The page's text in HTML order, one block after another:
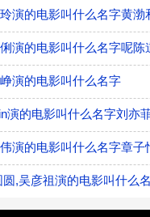
演的电影叫什么名字黄渤
演的电影叫什么名字呢
演的电影叫什么名字
演的电影叫什么名字刘亦
演的电影叫什么名字章子
,吴彦祖演的电影叫什么